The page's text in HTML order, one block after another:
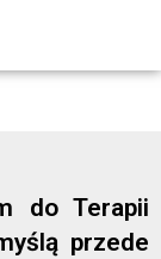
do Terapii
przede